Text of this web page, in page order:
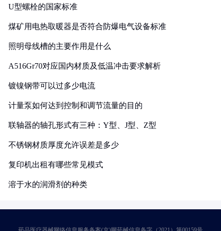
U型螺栓的国家标准
煤矿用电热取暖器是否符合防爆电气设备标准
照明母线槽的主要作用是什么
A516Gr70对应国内材质及低温冲击要求解析
镀镍钢带可以过多少电流
计量泵如何达到控制和调节流量的目的
联轴器的轴孔形式有三种：Y型、J型、Z型
不锈钢材质厚度允许误差是多少
复印机出租有哪些常见模式
溶于水的润滑剂的种类